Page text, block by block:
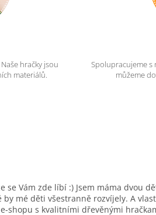
hračky jsou
materiálů.
Spolupracujeme s
můžeme
se Vám zde líbí :) Jsem máma dvou
mé děti všestranně rozvíjely. A
shopu s kvalitními dřevěnými